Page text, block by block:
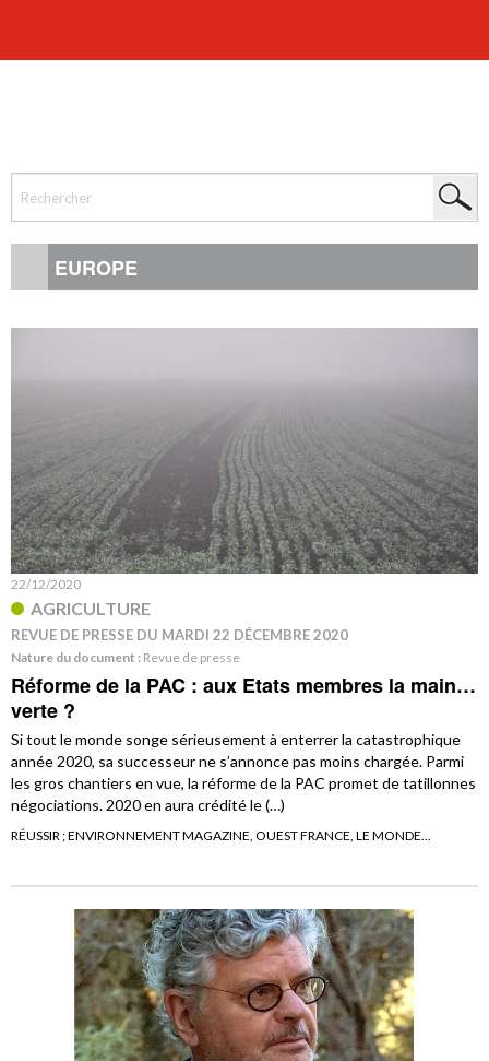
EUROPE
22/12/2020
AGRICULTURE
REVUE DE PRESSE DU MARDI 22 DÉCEMBRE 2020
Nature du document : Revue de presse
Réforme de la PAC : aux Etats membres la main…
verte ?
Si tout le monde songe sérieusement à enterrer la catastrophique
année 2020, sa successeur ne s’annonce pas moins chargée. Parmi
les gros chantiers en vue, la réforme de la PAC promet de tatillonnes
négociations. 2020 en aura crédité le (…)
RÉUSSIR ; ENVIRONNEMENT MAGAZINE, OUEST FRANCE, LE MONDE...